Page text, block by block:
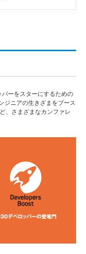
ーをスターにするための
ジニアの生きざまをブース
、さまざまなカンファレ